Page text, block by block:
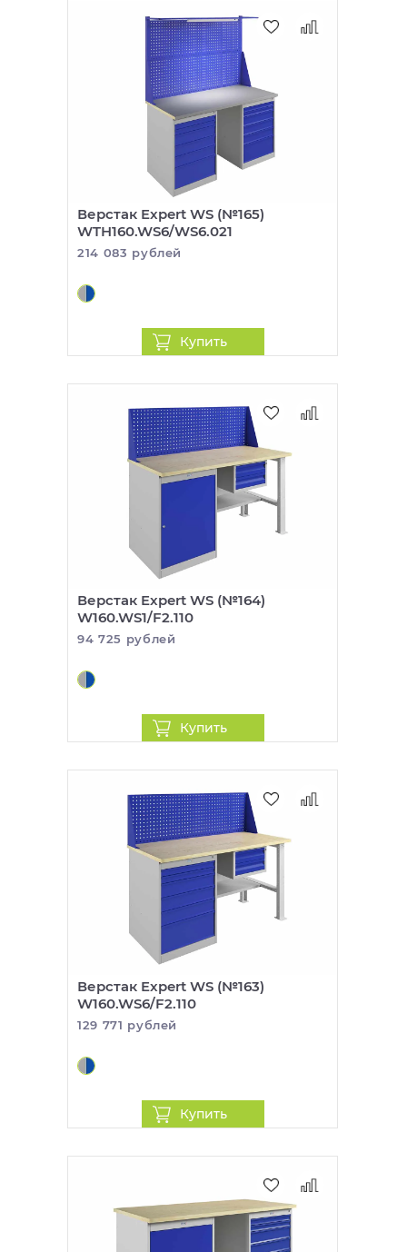
Верстак Expert WS (№165)
WTH160.WS6/WS6.021
214 083 рублей
Купить
Верстак Expert WS (№164)
W160.WS1/F2.110
94 725 рублей
Купить
Верстак Expert WS (№163)
W160.WS6/F2.110
129 771 рублей
Купить